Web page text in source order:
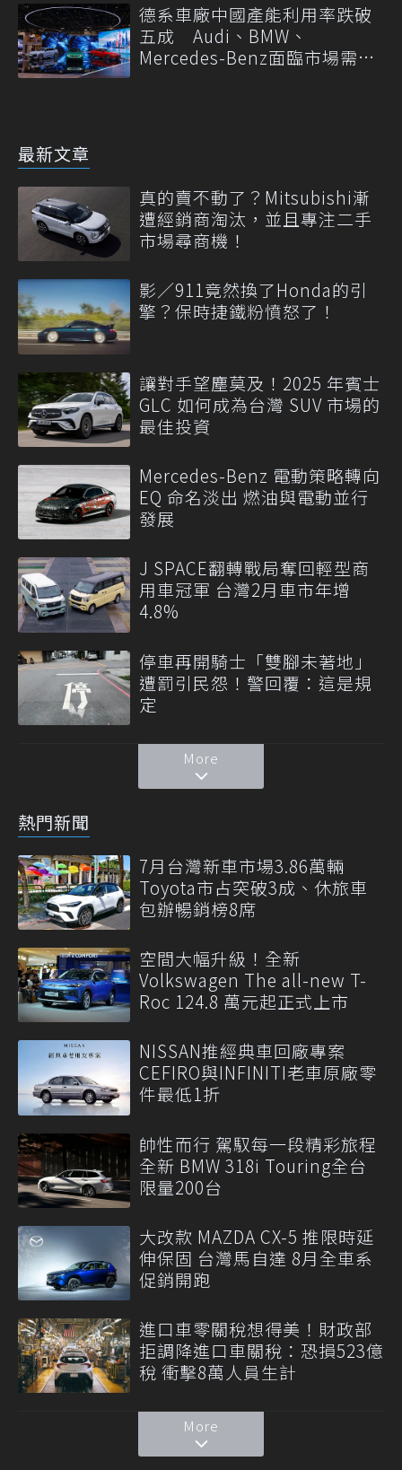
德系車廠中國產能利用率跌破
五成 Audi、BMW、
Mercedes-Benz面臨市場需求
最新文章
真的賣不動了？Mitsubishi漸
遭經銷商淘汰，並且專注二手
市場尋商機！
影／911竟然換了Honda的引
擎？保時捷鐵粉憤怒了！
讓對手望塵莫及！2025 年賓士
GLC 如何成為台灣 SUV 市場的
最佳投資
Mercedes-Benz 電動策略轉向
EQ 命名淡出 燃油與電動並行
發展
J SPACE翻轉戰局奪回輕型商
用車冠軍 台灣2月車市年增
4.8%
停車再開騎士「雙腳未著地」
遭罰引民怨！警回覆：這是規
定
More
熱門新聞
7月台灣新車市場3.86萬輛
Toyota市占突破3成、休旅車
包辦暢銷榜8席
空間大幅升級！全新
Volkswagen The all-new T-
Roc 124.8 萬元起正式上市
NISSAN推經典車回廠專案
CEFIRO與INFINITI老車原廠零
件最低1折
帥性而行 駕馭每一段精彩旅程
全新 BMW 318i Touring全台
限量200台
大改款 MAZDA CX-5 推限時延
伸保固 台灣馬自達 8月全車系
促銷開跑
進口車零關稅想得美！財政部
拒調降進口車關稅：恐損523億
稅 衝擊8萬人員生計
More